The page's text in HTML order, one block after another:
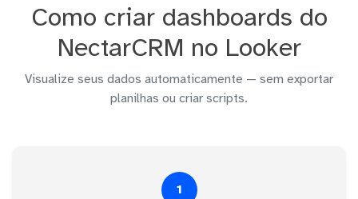
Como criar dashboards do
NectarCRM no Looker
Visualize seus dados automaticamente — sem exportar
planilhas ou criar scripts.
1